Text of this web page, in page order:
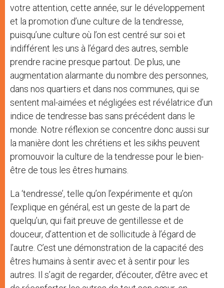
votre attention, cette année, sur le développement
et la promotion d’une culture de la tendresse,
puisqu’une culture où l’on est centré sur soi et
indifférent les uns à l’égard des autres, semble
prendre racine presque partout. De plus, une
augmentation alarmante du nombre des personnes,
dans nos quartiers et dans nos communes, qui se
sentent mal-aimées et négligées est révélatrice d’un
indice de tendresse bas sans précédent dans le
monde. Notre réflexion se concentre donc aussi sur
la manière dont les chrétiens et les sikhs peuvent
promouvoir la culture de la tendresse pour le bien-
être de tous les êtres humains.
La ‘tendresse’, telle qu’on l’expérimente et qu’on
l’explique en général, est un geste de la part de
quelqu’un, qui fait preuve de gentillesse et de
douceur, d’attention et de sollicitude à l’égard de
l’autre. C’est une démonstration de la capacité des
êtres humains à sentir avec et à sentir pour les
autres. Il s’agit de regarder, d’écouter, d’être avec et